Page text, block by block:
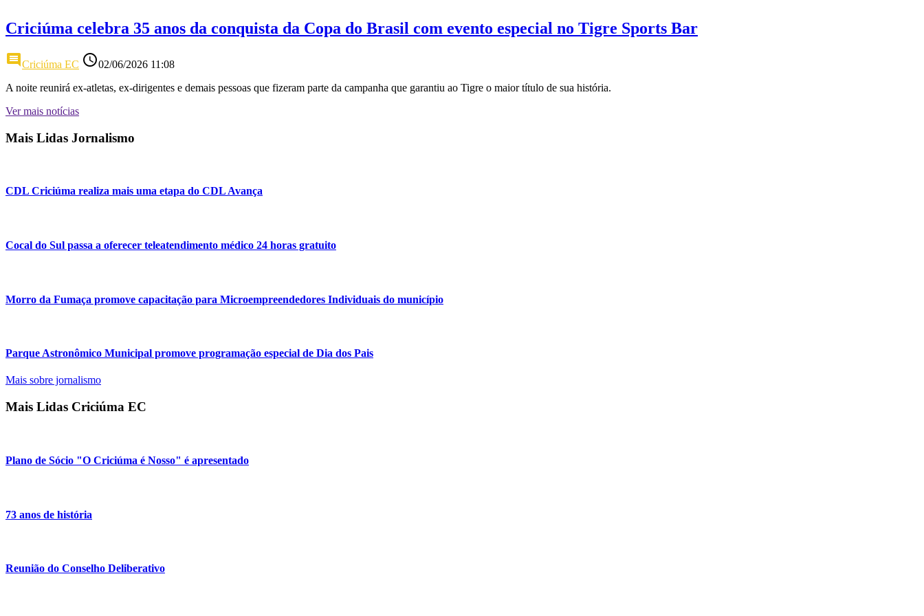
Criciúma celebra 35 anos da conquista da Copa do Brasil com evento especial no Tigre Sports Bar
commentCriciúma EC access_time02/06/2026 11:08
A noite reunirá ex-atletas, ex-dirigentes e demais pessoas que fizeram parte da campanha que garantiu ao Tigre o maior título de sua história.
Ver mais notícias
Mais Lidas Jornalismo
CDL Criciúma realiza mais uma etapa do CDL Avança
Cocal do Sul passa a oferecer teleatendimento médico 24 horas gratuito
Morro da Fumaça promove capacitação para Microempreendedores Individuais do município
Parque Astronômico Municipal promove programação especial de Dia dos Pais
Mais sobre jornalismo
Mais Lidas Criciúma EC
Plano de Sócio "O Criciúma é Nosso" é apresentado
73 anos de história
Reunião do Conselho Deliberativo